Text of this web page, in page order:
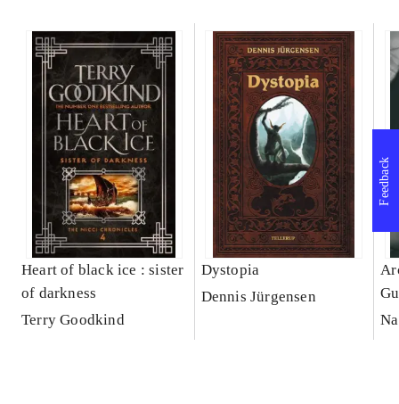
Heart of black ice : sister
of darkness
Terry Goodkind
Dystopia
Dennis Jürgensen
Feedback